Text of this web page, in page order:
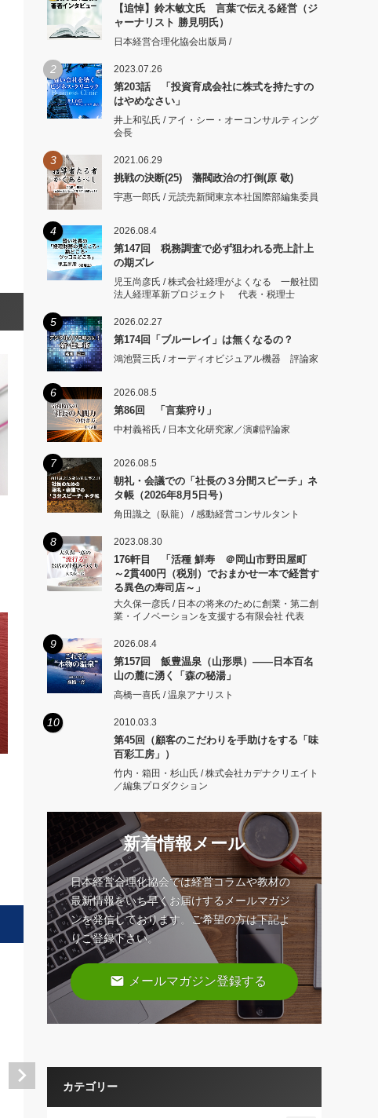
【追悼】鈴木敏文氏 言葉で伝える経営（ジ
ャーナリスト 勝見明氏）
日本経営合理化協会出版局 /
2 2023.07.26
第203話 「投資育成会社に株式を持たすの
はやめなさい」
井上和弘氏 / アイ・シー・オーコンサルティング
会長
3 2021.06.29
挑戦の決断(25) 藩閥政治の打倒(原 敬)
宇惠一郎氏 / 元読売新聞東京本社国際部編集委員
4 2026.08.4
第147回 税務調査で必ず狙われる売上計上
の期ズレ
児玉尚彦氏 / 株式会社経理がよくなる 一般社団
法人経理革新プロジェクト 代表・税理士
5 2026.02.27
第174回「ブルーレイ」は無くなるの？
鴻池賢三氏 / オーディオビジュアル機器 評論家
6 2026.08.5
第86回 「言葉狩り」
中村義裕氏 / 日本文化研究家／演劇評論家
7 2026.08.5
朝礼・会議での「社長の３分間スピーチ」ネ
タ帳（2026年8月5日号）
角田識之（臥龍） / 感動経営コンサルタント
8 2023.08.30
176軒目 「活種 鮮寿 ＠岡山市野田屋町
～2貫400円（税別）でおまかせ一本で経営す
る異色の寿司店～」
大久保一彦氏 / 日本の将来のために創業・第二創
業・イノベーションを支援する有限会社 代表
9 2026.08.4
第157回 飯豊温泉（山形県）――日本百名
山の麓に湧く「森の秘湯」
高橋一喜氏 / 温泉アナリスト
10 2010.03.3
第45回（顧客のこだわりを手助けをする「味
百彩工房」）
竹内・箱田・杉山氏 / 株式会社カデナクリエイト
／編集プロダクション
新着情報メール
日本経営合理化協会では経営コラムや教材の
最新情報をいち早くお届けするメールマガジ
ンを発信しております。ご希望の方は下記よ
りご登録下さい。
email メールマガジン登録する
カテゴリー